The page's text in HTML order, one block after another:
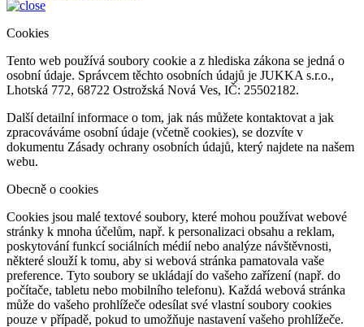
Cookies
Tento web používá soubory cookie a z hlediska zákona se jedná o
osobní údaje. Správcem těchto osobních údajů je JUKKA s.r.o.,
Lhotská 772, 68722 Ostrožská Nová Ves, IČ: 25502182.
Další detailní informace o tom, jak nás můžete kontaktovat a jak
zpracováváme osobní údaje (včetně cookies), se dozvíte v
dokumentu Zásady ochrany osobních údajů, který najdete na našem
webu.
Obecně o cookies
Cookies jsou malé textové soubory, které mohou používat webové
stránky k mnoha účelům, např. k personalizaci obsahu a reklam,
poskytování funkcí sociálních médií nebo analýze návštěvnosti,
některé slouží k tomu, aby si webová stránka pamatovala vaše
preference. Tyto soubory se ukládají do vašeho zařízení (např. do
počítače, tabletu nebo mobilního telefonu). Každá webová stránka
může do vašeho prohlížeče odesílat své vlastní soubory cookies
pouze v případě, pokud to umožňuje nastavení vašeho prohlížeče.